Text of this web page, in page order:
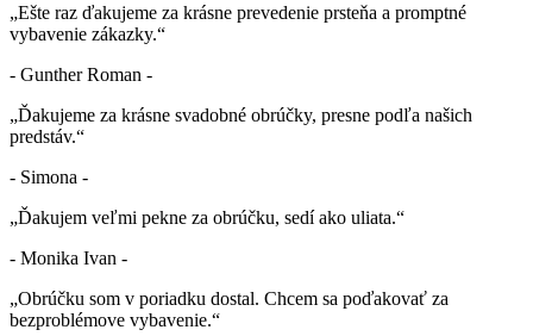
„Ešte raz ďakujeme za krásne prevedenie prsteňa a promptné
vybavenie zákazky.“
- Gunther Roman -
„Ďakujeme za krásne svadobné obrúčky, presne podľa našich
predstáv.“
- Simona -
„Ďakujem veľmi pekne za obrúčku, sedí ako uliata.“
- Monika Ivan -
„Obrúčku som v poriadku dostal. Chcem sa poďakovať za
bezproblémove vybavenie.“